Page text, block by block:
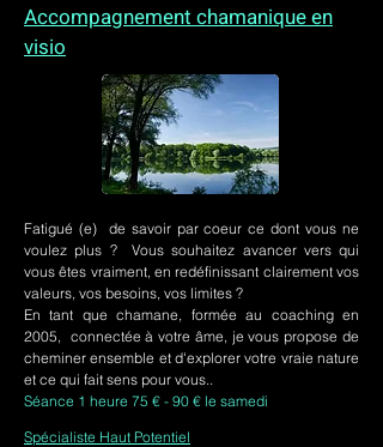
Accompagnement chamanique en
visio
Fatigué (e) de savoir par coeur ce dont vous ne
voulez plus ? Vous souhaitez avancer vers qui
vous êtes vraiment, en redéfinissant clairement vos
valeurs, vos besoins, vos limites ?
En tant que chamane, formée au coaching en
2005, connectée à votre âme, je vous propose de
cheminer ensemble et d'explorer votre vraie nature
et ce qui fait sens pour vous..
Séance 1 heure 75 € - 90 € le samedi
Spécialiste Haut Potentiel